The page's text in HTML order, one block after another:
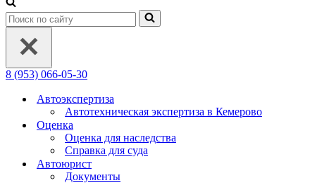
Искать...
8 (953) 066-05-30
Автоэкспертиза
Автотехническая экспертиза в Кемерово
Оценка
Оценка для наследства
Справка для суда
Автоюрист
Документы